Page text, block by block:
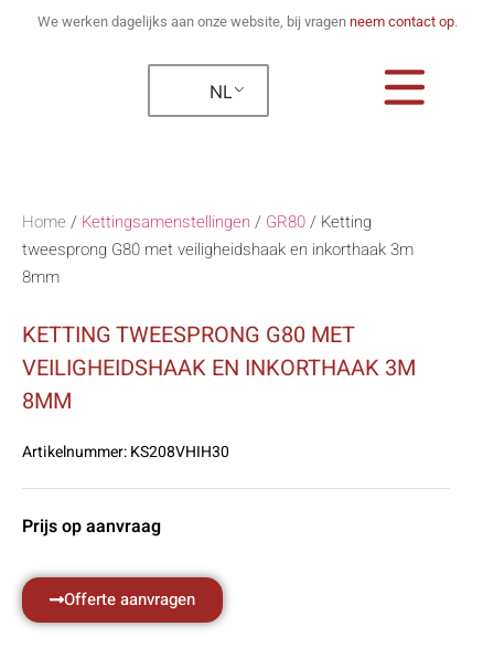
We werken dagelijks aan onze website, bij vragen neem contact op.
NL
Home / Kettingsamenstellingen / GR80/ Ketting
tweesprong G80 met veiligheidshaak en inkorthaak 3m
8mm
KETTING TWEESPRONG G80 MET
VEILIGHEIDSHAAK EN INKORTHAAK 3M
8MM
Artikelnummer:KS208VHIH30
Prijs op aanvraag
Offerte aanvragen